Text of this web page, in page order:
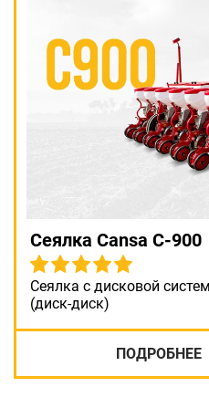
Сеялка Cansa C-900
Сеялка с дисковой
(диск-диск)
ПОДРОБНЕЕ